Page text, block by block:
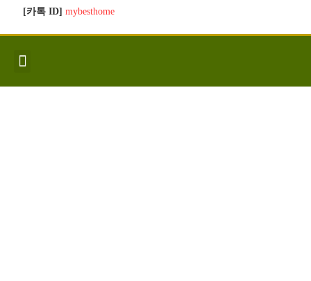
[카톡 ID] mybesthome